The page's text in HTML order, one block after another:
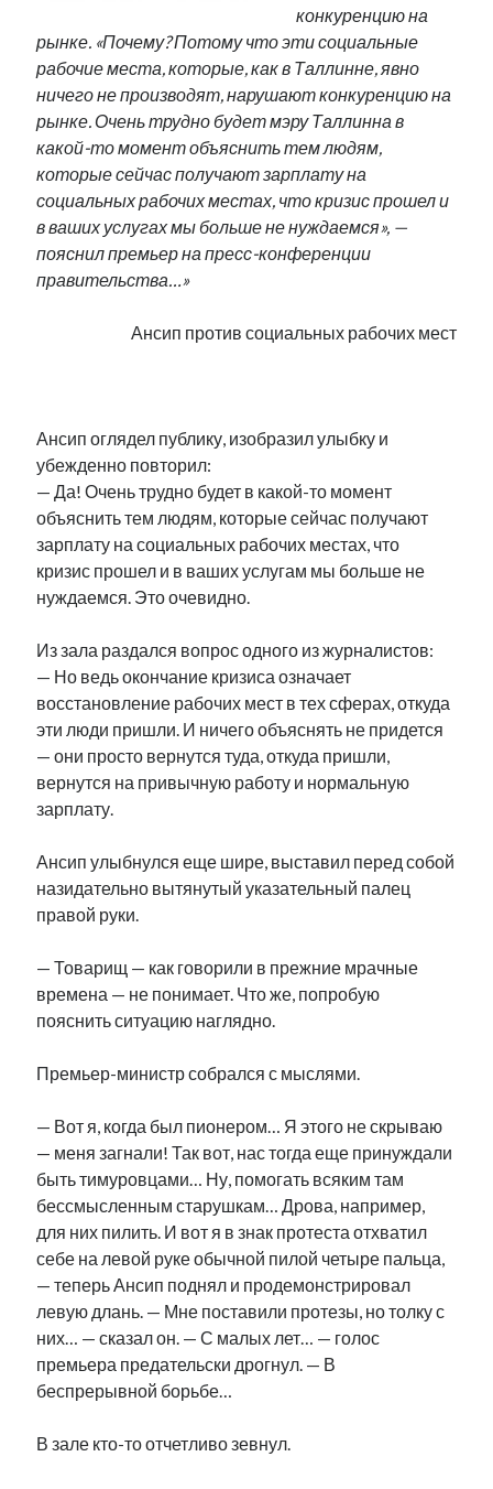
конкуренцию на
рынке. «Почему? Потому что эти социальные
рабочие места, которые, как в Таллинне, явно
ничего не производят, нарушают конкуренцию на
рынке. Очень трудно будет мэру Таллинна в
какой-то момент объяснить тем людям,
которые сейчас получают зарплату на
социальных рабочих местах, что кризис прошел и
в ваших услугах мы больше не нуждаемся», —
пояснил премьер на пресс-конференции
правительства…»
Ансип против социальных рабочих мест
Ансип оглядел публику, изобразил улыбку и
убежденно повторил:
— Да! Очень трудно будет в какой-то момент
объяснить тем людям, которые сейчас получают
зарплату на социальных рабочих местах, что
кризис прошел и в ваших услугам мы больше не
нуждаемся. Это очевидно.
Из зала раздался вопрос одного из журналистов:
— Но ведь окончание кризиса означает
восстановление рабочих мест в тех сферах, откуда
эти люди пришли. И ничего объяснять не придется
— они просто вернутся туда, откуда пришли,
вернутся на привычную работу и нормальную
зарплату.
Ансип улыбнулся еще шире, выставил перед собой
назидательно вытянутый указательный палец
правой руки.
— Товарищ — как говорили в прежние мрачные
времена — не понимает. Что же, попробую
пояснить ситуацию наглядно.
Премьер-министр собрался с мыслями.
— Вот я, когда был пионером… Я этого не скрываю
— меня загнали! Так вот, нас тогда еще принуждали
быть тимуровцами… Ну, помогать всяким там
бессмысленным старушкам… Дрова, например,
для них пилить. И вот я в знак протеста отхватил
себе на левой руке обычной пилой четыре пальца,
— теперь Ансип поднял и продемонстрировал
левую длань. — Мне поставили протезы, но толку с
них… — сказал он. — С малых лет… — голос
премьера предательски дрогнул. — В
беспрерывной борьбе…
В зале кто-то отчетливо зевнул.